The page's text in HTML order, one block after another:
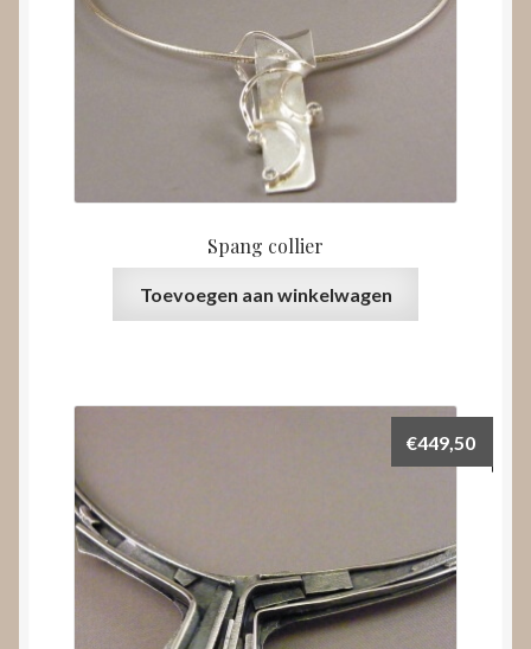
Spang collier
Toevoegen aan winkelwagen
€449,50